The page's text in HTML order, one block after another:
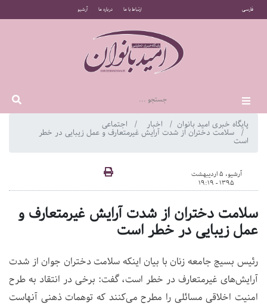
فارسی ارتباط با ما درباره ما آرشیو
پایگاه خبری امید بانوان اخبار اجتماعی
سلامت دختران از شدت آرایش‌ غیرمتعارف و عمل‌ زیبایی در خطر
است
آرشیو، 5 اردیبهشت
1395 - 19:19
سلامت دختران از شدت آرایش‌ غیرمتعارف و
عمل‌ زیبایی در خطر است
رئیس بسیج جامعه زنان با بیان اینکه سلامت دختران جوان از شدت
آرایش‌های غیرمتعارف در خطر است، گفت: برخی در انتقاد به طرح‌
امنیت اخلاقی مسائلی را مطرح می‌کنند که توهمات ذهنی آنهاست